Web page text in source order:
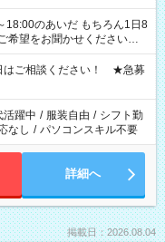
18:00のあいだ もちろん1日8
希望をお聞かせください！
タイルに合わせて お選びい
はご相談ください！ ★急募
活躍中 / 服装自由 / シフト勤
なし / パソコンスキル不要
詳細へ
掲載日：2026.08.04